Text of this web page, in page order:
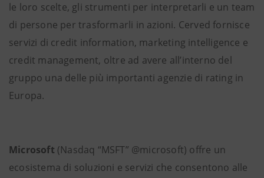
le loro scelte, gli strumenti per interpretarli e un team
di persone per trasformarli in azioni. Cerved fornisce
servizi di credit information, marketing intelligence e
credit management, oltre ad avere all’interno del
gruppo una delle più importanti agenzie di rating in
Europa.
Microsoft (Nasdaq “MSFT” @microsoft) offre un
ecosistema di soluzioni e servizi che consentono alle